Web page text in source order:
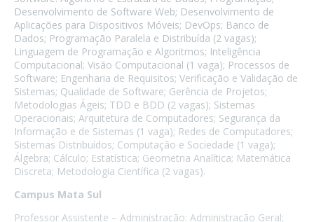
Desenvolvimento de Software Web; Desenvolvimento de
Aplicações para Dispositivos Móveis; DevOps; Banco de
Dados; Programação Paralela e Distribuída (2 vagas);
Linguagem de Programação e Algoritmos; Inteligência
Computacional; Visão Computacional (1 vaga); Processos de
Software; Engenharia de Requisitos; Verificação e Validação de
Sistemas; Qualidade de Software; Gerência de Projetos;
Metodologias Ágeis; TDD e BDD (2 vagas); Sistemas
Operacionais; Arquitetura de Computadores; Segurança da
Informação e de Sistemas (1 vaga); Redes de Computadores;
Sistemas Distribuídos; Computação e Sociedade (1 vaga);
Álgebra; Cálculo; Estatística; Geometria Analítica; Matemática
Discreta; Metodologia Científica (2 vagas).
Campus Mata Sul
Professor Assistente – Administração: Administração Geral;